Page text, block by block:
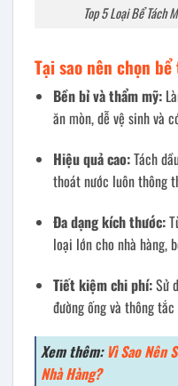
Top 5 Loại Bể Tách
Tại sao nên chọn
Bền bỉ và thẩm mỹ:
ăn mòn, dễ vệ sinh và
Hiệu quả cao:Tách
thoát nước luôn thông
Đa dạng kích thước:
loại lớn cho nhà hàng,
Tiết kiệm chi phí:Sử
đường ống và thông tắc
Xem thêm:Vì Sao Nên
Nhà Hàng?